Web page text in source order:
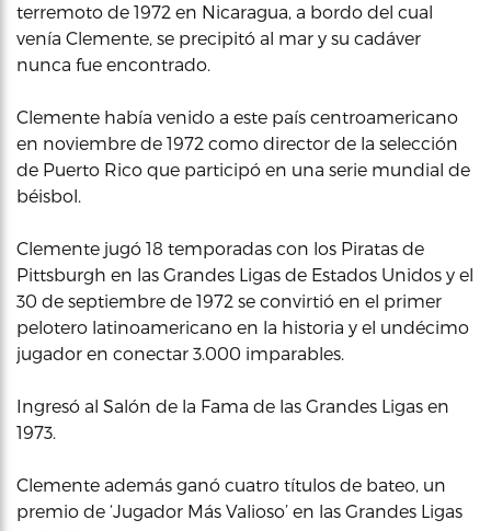
terremoto de 1972 en Nicaragua, a bordo del cual
venía Clemente, se precipitó al mar y su cadáver
nunca fue encontrado.
Clemente había venido a este país centroamericano
en noviembre de 1972 como director de la selección
de Puerto Rico que participó en una serie mundial de
béisbol.
Clemente jugó 18 temporadas con los Piratas de
Pittsburgh en las Grandes Ligas de Estados Unidos y el
30 de septiembre de 1972 se convirtió en el primer
pelotero latinoamericano en la historia y el undécimo
jugador en conectar 3.000 imparables.
Ingresó al Salón de la Fama de las Grandes Ligas en
1973.
Clemente además ganó cuatro títulos de bateo, un
premio de ‘Jugador Más Valioso’ en las Grandes Ligas